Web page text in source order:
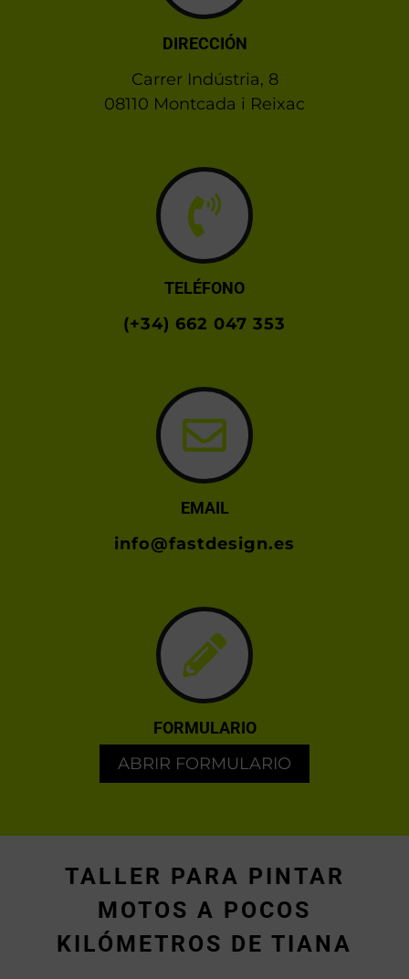
DIRECCIÓN
Carrer Indústria, 8
08110 Montcada i Reixac
TELÉFONO
(+34) 662 047 353
EMAIL
info@fastdesign.es
FORMULARIO
ABRIR FORMULARIO
TALLER PARA PINTAR
MOTOS A POCOS
KILÓMETROS DE TIANA